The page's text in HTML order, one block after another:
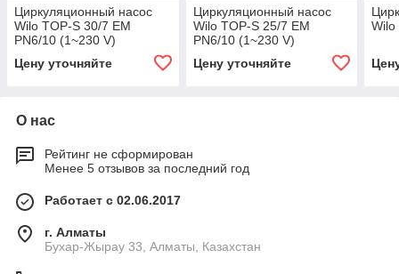
Циркуляционный насос
Wilo TOP-S 30/7 EM
PN6/10 (1~230 V)
Цену уточняйте
Циркуляционный насос
Wilo TOP-S 25/7 EM
PN6/10 (1~230 V)
Цену уточняйте
Wilo
О нас
Рейтинг не сформирован
Менее 5 отзывов за последний год
Работает с 02.06.2017
г. Алматы
Бухар-Жырау 33, Алматы, Казахстан